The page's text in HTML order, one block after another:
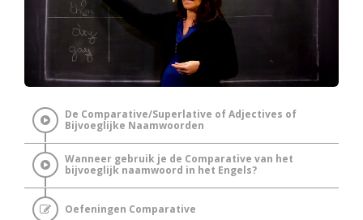
De Comparative/Superlative of Adjectives of
Bijvoeglijke Naamwoorden
Wanneer gebruik je de Comparative van het
bijvoeglijk naamwoord in het Engels?
Oefeningen Comparative